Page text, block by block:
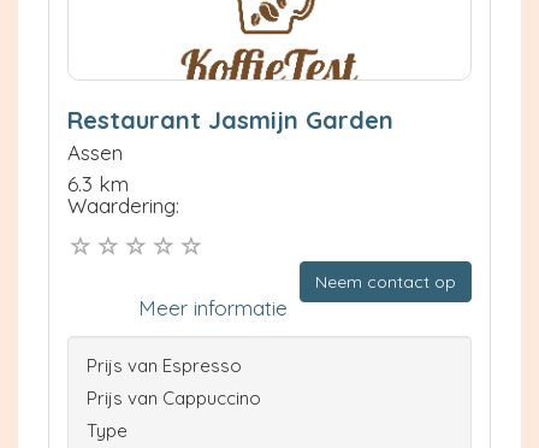
Restaurant Jasmijn Garden
Assen
6.3 km
Waardering:
Neem contact op
Meer informatie
Prijs van Espresso
Prijs van Cappuccino
Type